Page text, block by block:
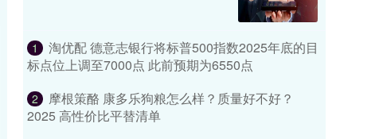
1
淘优配 德意志银行将标普500指数2025年底的目
标点位上调至7000点 此前预期为6550点
2
摩根策酪 康多乐狗粮怎么样？质量好不好？
2025 高性价比平替清单